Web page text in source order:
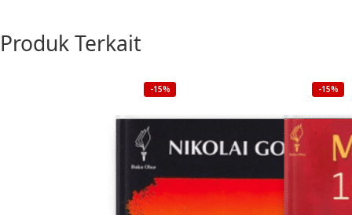
Produk Terkait
-15% -15%